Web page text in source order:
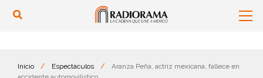
Inicio / Espectáculos /
Aranza Peña, actriz mexicana, fallece en